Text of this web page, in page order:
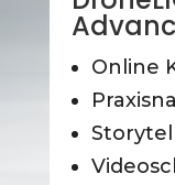
Online